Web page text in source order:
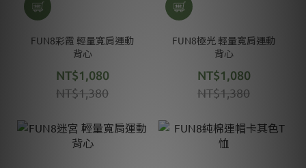
FUN8彩霞 輕量寬肩運動
背心
NT$1,080
NT$1,380
FUN8極光 輕量寬肩運動
背心
NT$1,080
NT$1,380